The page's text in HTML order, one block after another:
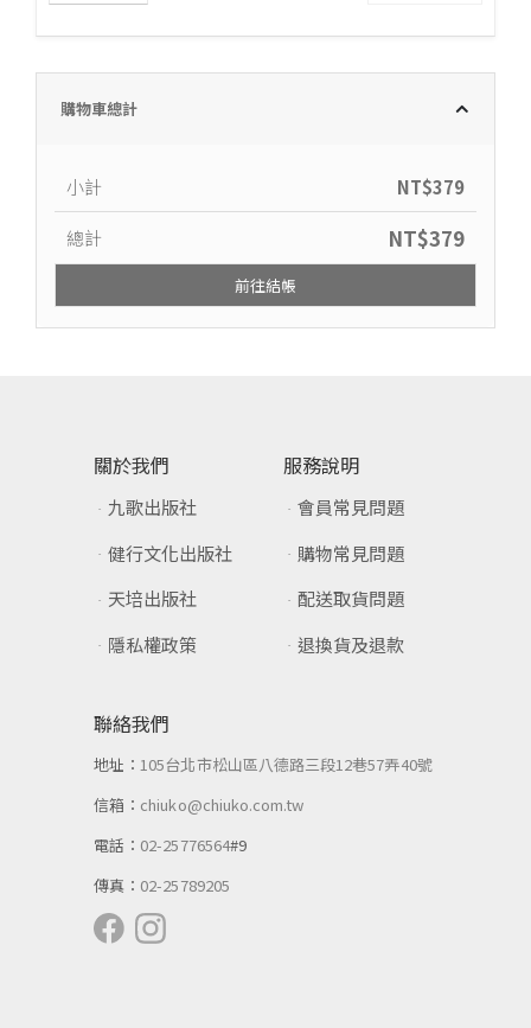
購物車總計
小計 NT$379
總計 NT$379
前往結帳
關於我們
九歌出版社
健行文化出版社
天培出版社
隱私權政策
服務說明
會員常見問題
購物常見問題
配送取貨問題
退換貨及退款
聯絡我們
地址：105台北市松山區八德路三段12巷57弄40號
信箱： chiuko@chiuko.com.tw
電話： 02-25776564#9
傳真： 02-25789205